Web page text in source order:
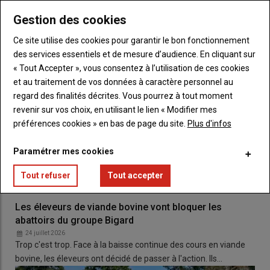
Après un premier mandat
détermination.
Le but est de remonter les
problématiques aux instances
régionales et nationales »,
« Trouver des
repreneurs pour les fermes qui
s’arrêtent, c’est compliqué. »
Elle est convaincue que l’avenir de l’agriculture
l’installation de jeunes
, et elle met tout en œuvre pour
accompagner
les encourager . L’une de ses fiertés
contribué à laréouverture d’un canton JAdans sa zone,
Les éleveurs de viande bovine vont bloquer les
abattoirs du groupe Bigard
24 juillet 2026
Trop c'est trop. Face à la baisse continue des cours en viande
bovine, les éleveurs ont décidé de passer à l'action. Ils…
Gestion des cookies
Ce site utilise des cookies pour garantir le bon fonctionnement
des services essentiels et de mesure d’audience. En cliquant sur
« Tout Accepter », vous consentez à l’utilisation de ces cookies
et au traitement de vos données à caractère personnel au
regard des finalités décrites. Vous pourrez à tout moment
revenir sur vos choix, en utilisant le lien « Modifier mes
préférences cookies » en bas de page du site. Plus d'infos
Paramétrer mes cookies
Tout refuser Tout accepter